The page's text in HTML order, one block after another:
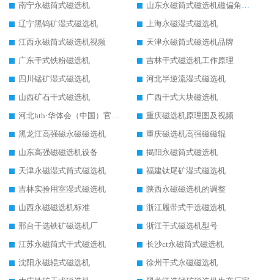
南宁永磁筒式磁选机
山东永磁筒式磁选机磁偏角怎么调整
辽宁黑钨矿湿式磁选机
上海永磁湿式磁选机
江西永磁筒式磁选机视频
天津永磁筒式磁选机品牌
广东干式铁粉磁选机
吉林干式磁选机工作原理
四川锰矿湿式磁选机
河北半逆流湿式磁选机
山西矿石干式磁选机
广西干式大块磁选机
河北hth·华体会（中国）官方网站-hth.com 工作视频
重庆磁选机原理图及视频
黑龙江高强磁永磁磁选机
重庆磁选机高强磁磁辊
山东高强磁磁选机设备
揭阳永磁筒式磁选机
天津永磁湿式筒式磁选机
福建钛尾矿湿式磁选机
吉林实验用室湿式磁选机
陕西永磁磁选机的调整
山西永磁磁选机标准
浙江履带式干选磁选机
邢台干选铁矿磁选机厂
浙江干式磁选机型号
江苏永磁筒式干式磁选机
长沙ct永磁筒式磁选机
沈阳永磁辊式磁选机
徐州干式永磁磁选机